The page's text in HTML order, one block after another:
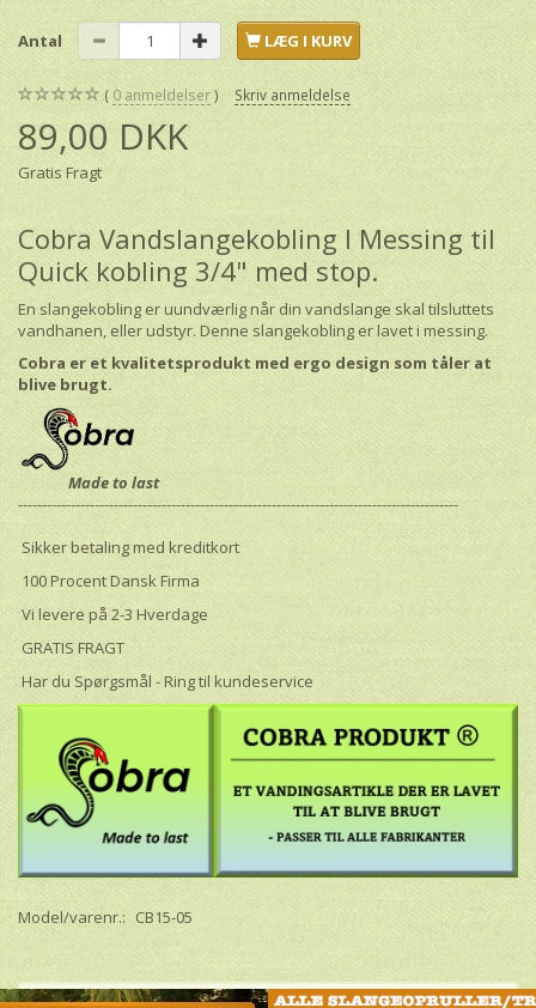
Antal LÆG I KURV
0 anmeldelser Skriv anmeldelse
89,00 DKK
Gratis Fragt
Cobra Vandslangekobling I Messing til
Quick kobling 3/4" med stop.
En slangekobling er uundværlig når din vandslange skal tilsluttets
vandhanen, eller udstyr. Denne slangekobling er lavet i messing.
Cobra er et kvalitetsprodukt med ergo design som tåler at
blive brugt.
Made to last
--------------------------------------------------------------------------------------------
Sikker betaling med kreditkort
100 Procent Dansk Firma
Vi levere på 2-3 Hverdage
GRATIS FRAGT
Har du Spørgsmål - Ring til kundeservice
Model/varenr.: CB15-05